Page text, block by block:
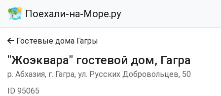
Поехали-на-Море.ру
Гостевые дома Гагры
"Жоэквара" гостевой дом, Гагра
р. Абхазия, г. Гагра, ул. Русских Добровольцев, 50
ID 95065